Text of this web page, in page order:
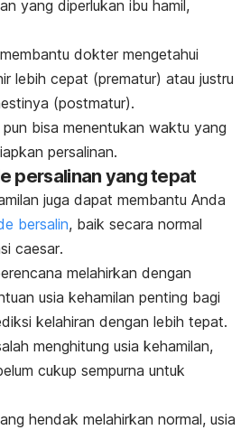
yang diperlukan ibu hamil,
dokter mengetahui
lebih cepat (prematur) atau justru
(postmatur).
bisa menentukan waktu yang
persalinan.
persalinan yang tepat
juga dapat membantu Anda
bersalin, baik secara normal
caesar.
melahirkan dengan
usia kehamilan penting bagi
kelahiran dengan lebih tepat.
menghitung usia kehamilan,
cukup sempurna untuk
hendak melahirkan normal, usia